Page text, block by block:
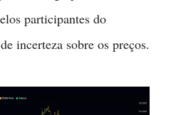
participantes do
incerteza sobre os preços.